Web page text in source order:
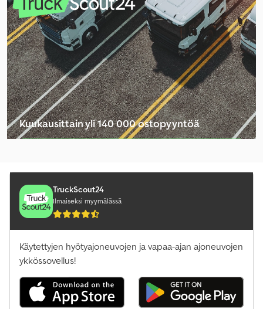
Kuukausittain yli 140 000 ostopyyntöä
TruckScout24
Ilmaiseksi myymälässä
Käytettyjen hyötyajoneuvojen ja vapaa-ajan ajoneuvojen
ykkössovellus!